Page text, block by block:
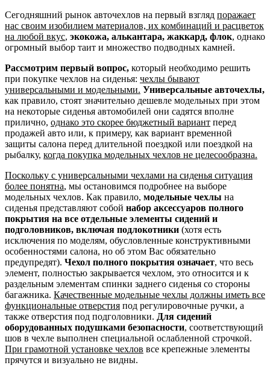
Сегодняшний рынок авточехлов на первый взгляд поражает
нас своим изобилием материалов, их комбинаций и расцветок
на любой вкус, экокожа, алькантара, жаккард, флок, однако
огромный выбор таит и множество подводных камней.
Рассмотрим первый вопрос, который необходимо решить
при покупке чехлов на сиденья: чехлы бывают
универсальными и модельными. Универсальные авточехлы,
как правило, стоят значительно дешевле модельных при этом
на некоторые сиденья автомобилей они садятся вполне
прилично, однако это скорее бюджетный вариант перед
продажей авто или, к примеру, как вариант временной
защиты салона перед длительной поездкой или поездкой на
рыбалку, когда покупка модельных чехлов не целесообразна.
Поскольку с универсальными чехлами на сиденья ситуация
более понятна, мы остановимся подробнее на выборе
модельных чехлов. Как правило, модельные чехлы на
сиденья представляют собой набор аксессуаров полного
покрытия на все отдельные элементы сидений и
подголовников, включая подлокотники (хотя есть
исключения по моделям, обусловленные конструктивными
особенностями салона, но об этом Вас обязательно
предупредят). Чехол полного покрытия означает, что весь
элемент, полностью закрывается чехлом, это относится и к
раздельным элементам спинки заднего сиденья со стороны
багажника. Качественные модельные чехлы должны иметь все
функциональные отверстия под регулировочные ручки, а
также отверстия под подголовники. Для сидений
оборудованных подушками безопасности, соответствующий
шов в чехле выполнен специальной ослабленной строчкой.
При грамотной установке чехлов все крепежные элементы
прячутся и визуально не видны.